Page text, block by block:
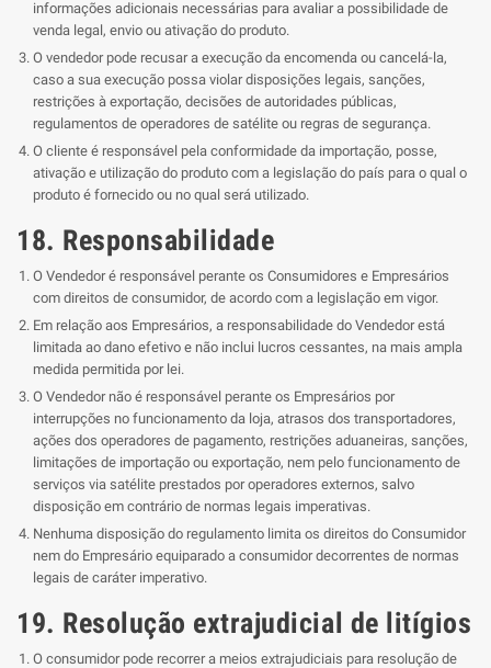
informações adicionais necessárias para avaliar a possibilidade de
venda legal, envio ou ativação do produto.
O vendedor pode recusar a execução da encomenda ou cancelá-la,
caso a sua execução possa violar disposições legais, sanções,
restrições à exportação, decisões de autoridades públicas,
regulamentos de operadores de satélite ou regras de segurança.
O cliente é responsável pela conformidade da importação, posse,
ativação e utilização do produto com a legislação do país para o qual o
produto é fornecido ou no qual será utilizado.
18. Responsabilidade
O Vendedor é responsável perante os Consumidores e Empresários
com direitos de consumidor, de acordo com a legislação em vigor.
Em relação aos Empresários, a responsabilidade do Vendedor está
limitada ao dano efetivo e não inclui lucros cessantes, na mais ampla
medida permitida por lei.
O Vendedor não é responsável perante os Empresários por
interrupções no funcionamento da loja, atrasos dos transportadores,
ações dos operadores de pagamento, restrições aduaneiras, sanções,
limitações de importação ou exportação, nem pelo funcionamento de
serviços via satélite prestados por operadores externos, salvo
disposição em contrário de normas legais imperativas.
Nenhuma disposição do regulamento limita os direitos do Consumidor
nem do Empresário equiparado a consumidor decorrentes de normas
legais de caráter imperativo.
19. Resolução extrajudicial de litígios
O consumidor pode recorrer a meios extrajudiciais para resolução de